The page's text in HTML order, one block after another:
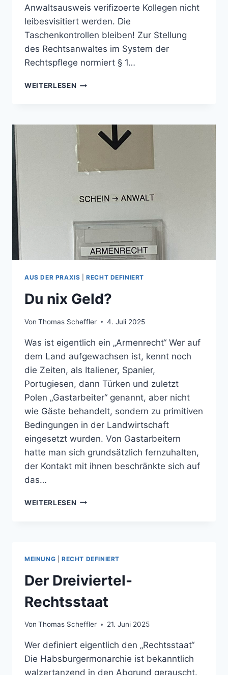
Anwaltsausweis verifizoerte Kollegen nicht
leibesvisitiert werden. Die
Taschenkontrollen bleiben! Zur Stellung
des Rechtsanwaltes im System der
Rechtspflege normiert § 1…
WEITERLESEN BLINDDARM
AUS DER PRAXIS |RECHT DEFINIERT
Du nix Geld?
Von Thomas Scheffler 4. Juli 2025
Was ist eigentlich ein „Armenrecht“ Wer auf
dem Land aufgewachsen ist, kennt noch
die Zeiten, als Italiener, Spanier,
Portugiesen, dann Türken und zuletzt
Polen „Gastarbeiter“ genannt, aber nicht
wie Gäste behandelt, sondern zu primitiven
Bedingungen in der Landwirtschaft
eingesetzt wurden. Von Gastarbeitern
hatte man sich grundsätzlich fernzuhalten,
der Kontakt mit ihnen beschränkte sich auf
das…
WEITERLESEN DU
MEINUNG RECHT DEFINIERT
Der Dreiviertel-
Rechtsstaat
Von Thomas Scheffler 21. Juni 2025
Wer definiert eigentlich den „Rechtsstaat“
Die Habsburgermonarchie ist bekanntlich
walzertanzend in den Abgrund gerauscht.